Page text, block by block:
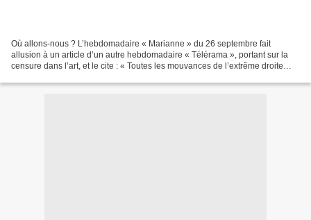
Où allons-nous ? L’hebdomadaire « Marianne » du 26 septembre fait
allusion à un article d’un autre hebdomadaire « Télérama », portant sur la
censure dans l’art, et le cite : « Toutes les mouvances de l’extrême droite